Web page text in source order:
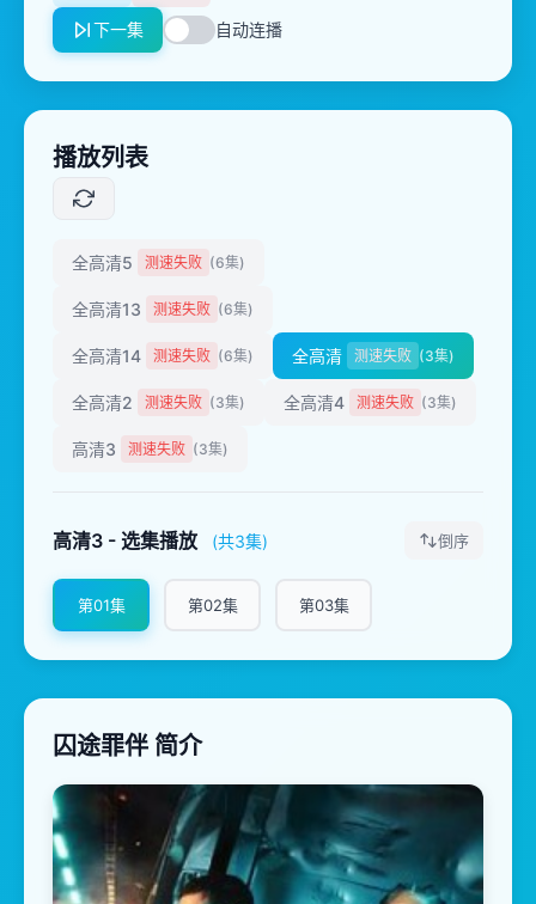
下一集
自动连播
播放列表
全高清5 测速失败 (6集)
全高清13 测速失败 (6集)
全高清14 测速失败 (6集) 全高清 测速失败 (3集)
全高清2 测速失败 (3集) 全高清4 测速失败 (3集)
高清3 测速失败 (3集)
高清3 - 选集播放 (共3集) 倒序
第01集 第02集 第03集
囚途罪伴 简介